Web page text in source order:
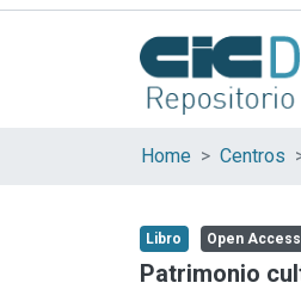
Home Centros
Libro Open Access
Patrimonio